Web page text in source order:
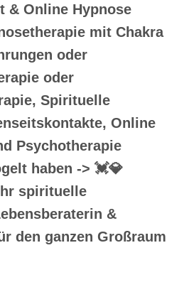
& Online Hypnose
mit Chakra
oder
oder
Spirituelle
Online
Psychotherapie
haben -> 💓️💎
spirituelle
&
den ganzen Großraum